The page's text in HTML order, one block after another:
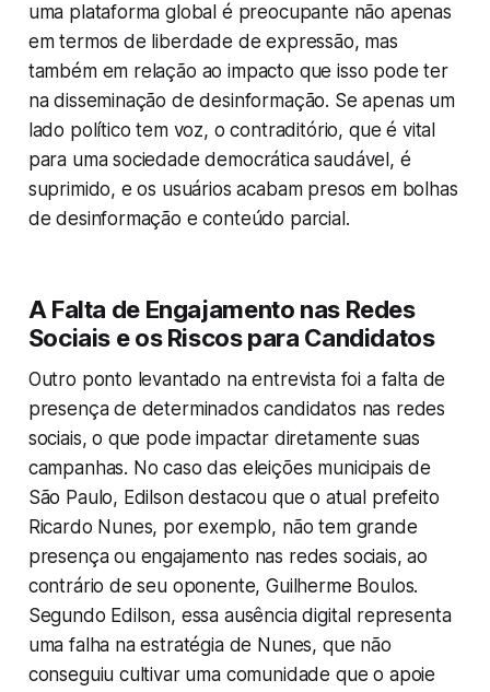
uma plataforma global é preocupante não apenas
em termos de liberdade de expressão, mas
também em relação ao impacto que isso pode ter
na disseminação de desinformação. Se apenas um
lado político tem voz, o contraditório, que é vital
para uma sociedade democrática saudável, é
suprimido, e os usuários acabam presos em bolhas
de desinformação e conteúdo parcial.
A Falta de Engajamento nas Redes
Sociais e os Riscos para Candidatos
Outro ponto levantado na entrevista foi a falta de
presença de determinados candidatos nas redes
sociais, o que pode impactar diretamente suas
campanhas. No caso das eleições municipais de
São Paulo, Edilson destacou que o atual prefeito
Ricardo Nunes, por exemplo, não tem grande
presença ou engajamento nas redes sociais, ao
contrário de seu oponente, Guilherme Boulos.
Segundo Edilson, essa ausência digital representa
uma falha na estratégia de Nunes, que não
conseguiu cultivar uma comunidade que o apoie